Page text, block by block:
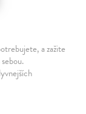
a zažite